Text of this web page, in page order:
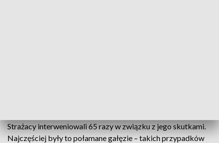
Strażacy interweniowali 65 razy w związku z jego skutkami.
Najczęściej były to połamane gałęzie – takich przypadków